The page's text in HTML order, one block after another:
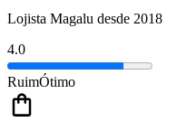
Lojista Magalu desde 2018
4.0
RuimÓtimo